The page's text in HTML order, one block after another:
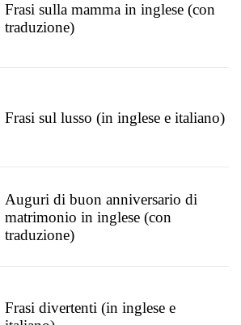
Frasi sulla mamma in inglese (con
traduzione)
Frasi sul lusso (in inglese e italiano)
Auguri di buon anniversario di
matrimonio in inglese (con
traduzione)
Frasi divertenti (in inglese e